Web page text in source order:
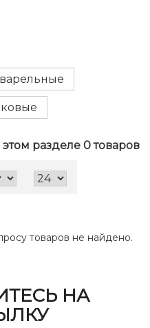
этом разделе 0 товаров
товаров не найдено.
НА